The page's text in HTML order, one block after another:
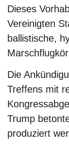
Dieses
Vereinigten
ballistische,
Die
Treffens mit
Trump
produziert